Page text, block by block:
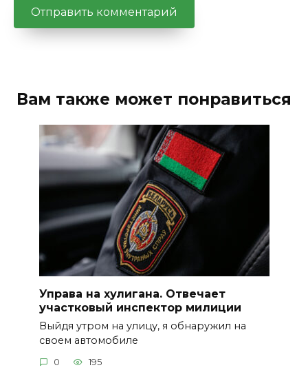
Вам также может понравиться
Управа на хулигана. Отвечает
участковый инспектор милиции
Выйдя утром на улицу, я обнаружил на
своем автомобиле
0 195